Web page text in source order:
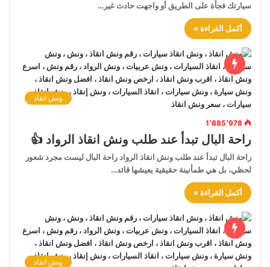
سيارتك فجأة على الطريق أو واجهت حادث غير…
أكمل القراءة »
ونش انقاذ
1٬685٬978
راحة البال تبدأ عند طلب ونش انقاذ الرواد 👍
راحة البال تبدأ عند طلب ونش انقاذ الرواد راحة البال ليست مجرد شعور
لحظي، بل هي طمأنينة حقيقية يعيشها قائد…
أكمل القراءة »
ونش انقاذ